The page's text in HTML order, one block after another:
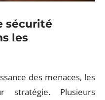
sécurité
les
des menaces, les
stratégie. Plusieurs